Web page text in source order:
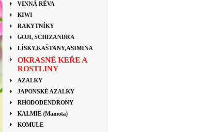
VINNÁ RÉVA
KIWI
RAKYTNÍKY
GOJI, SCHIZANDRA
LÍSKY,KAŠTANY,ASIMINA
OKRASNÉ KEŘE A
ROSTLINY
AZALKY
JAPONSKÉ AZALKY
RHODODENDRONY
KALMIE (Mamota)
KOMULE